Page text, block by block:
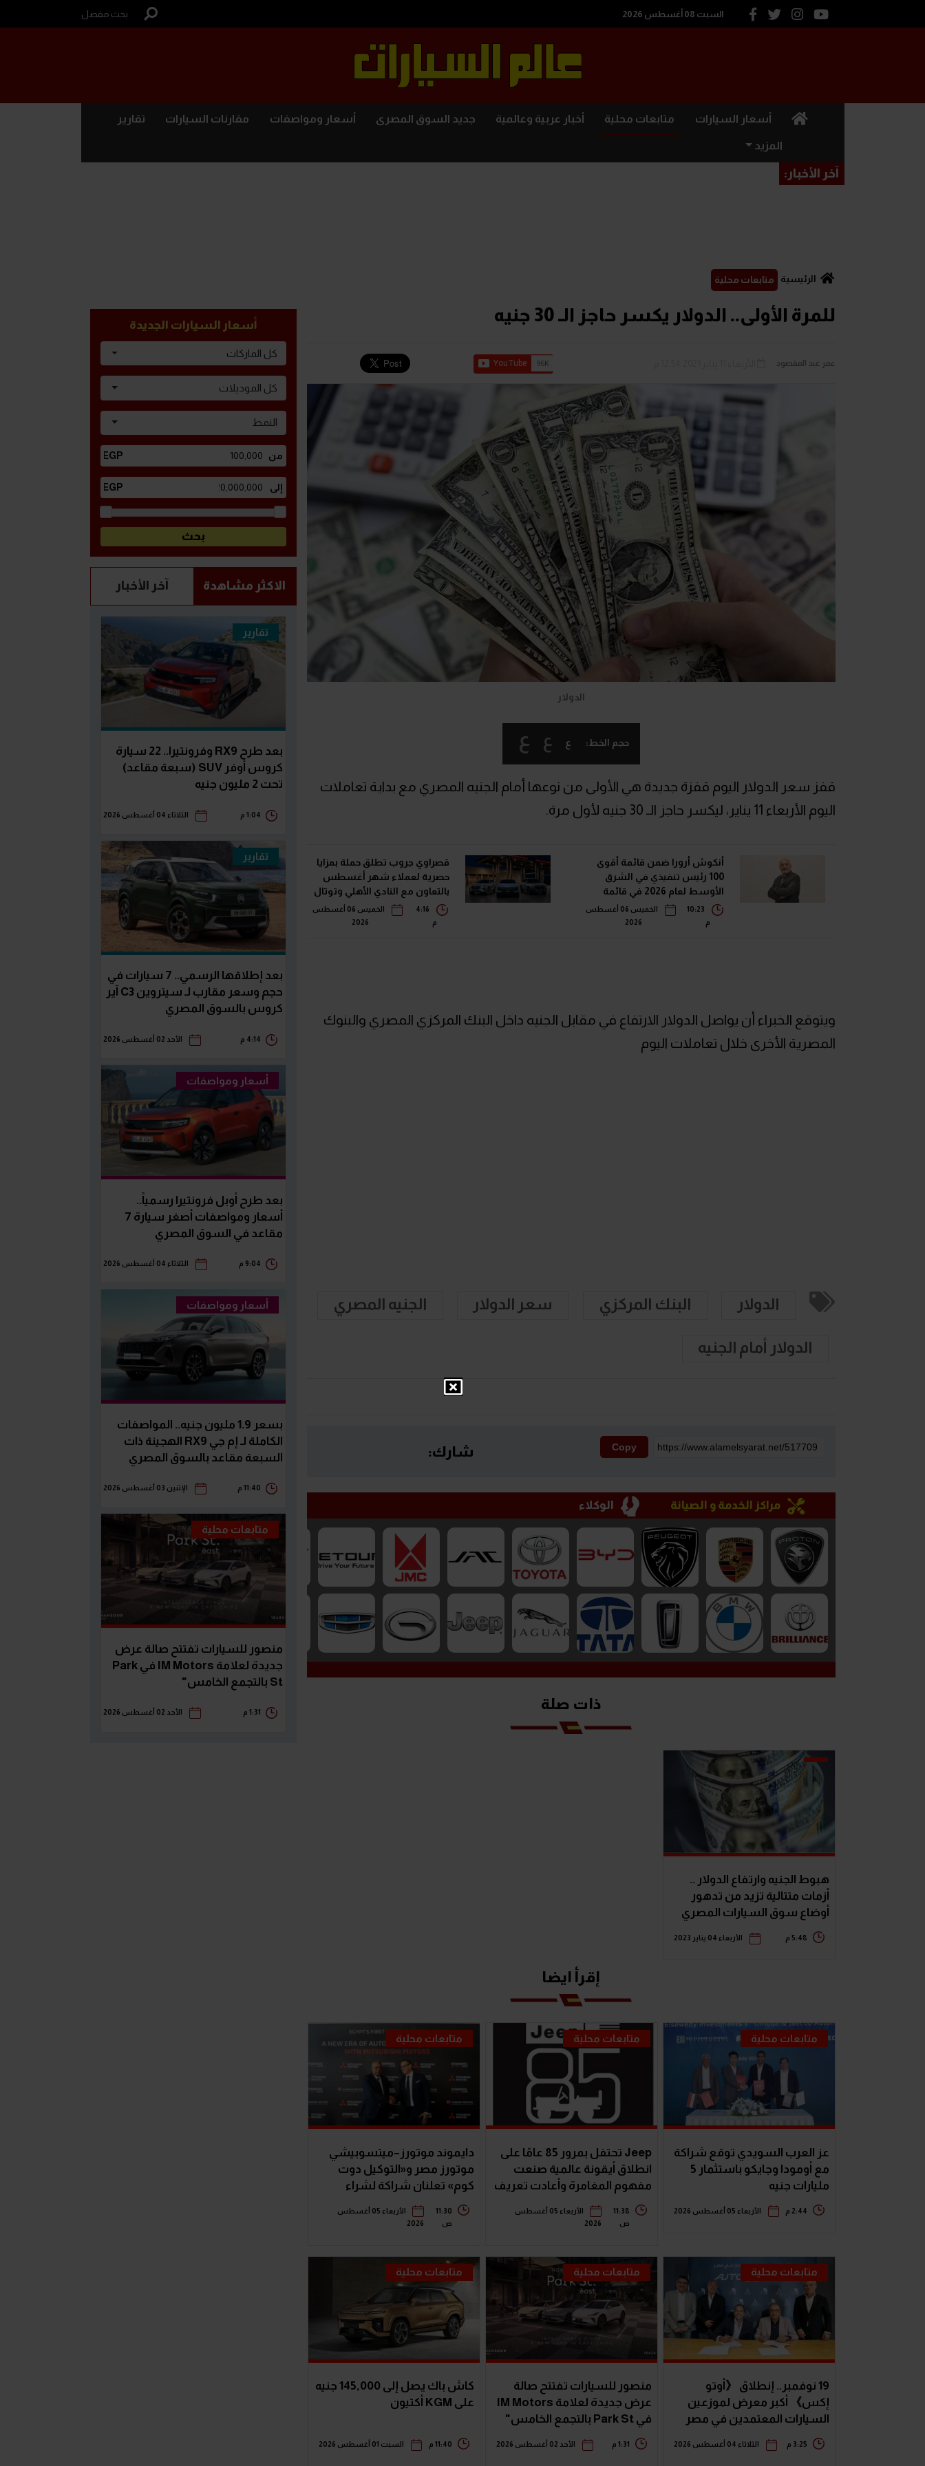
السبت 08 أغسطس 2026 بحث مفصل
(current) أسعار السيارات متابعات محلية أخبار عربية وعالمية جديد السوق المصرى أسعار ومواصفات مقارنات السيارات تقارير
المزيد
آخر الأخبار:
الرئيسية متابعات محلية
للمرة الأولى.. الدولار يكسر حاجز الـ 30 جنيه
عمر عبد المقصود
الدولار
حجم الخط: ع ع ع
قفز سعر الدولار اليوم قفزة جديدة هي الأولى من نوعها أمام الجنيه المصري مع بداية تعاملات
اليوم الأربعاء 11 يناير، ليكسر حاجز الـ 30 جنيه لأول مرة.
أنكوش أرورا ضمن قائمة أقوى
100 رئيس تنفيذي في الشرق
الأوسط لعام 2026 في قائمة
فوربس الشرق الأوسط"
10:23
م
الخميس 06 أغسطس
2026
قصراوي جروب تطلق حملة بمزايا
حصرية لعملاء شهر أغسطس
بالتعاون مع النادي الأهلي وتوتال
إنرجيز للتسويق إيجيبت
4:16
م
الخميس 06 أغسطس
2026
ويتوقع الخبراء أن يواصل الدولار الارتفاع في مقابل الجنيه داخل البنك المركزي المصري والبنوك
المصرية الأخرى خلال تعاملات اليوم
الدولار البنك المركزي سعر الدولار الجنيه المصري
الدولار أمام الجنيه
Copy شارك:
مراكز الخدمة و الصيانة الوكلاء
ذات صلة
هبوط الجنيه وارتفاع الدولار ..
أزمات متتالية تزيد من تدهور
أوضاع سوق السيارات المصري
5:48 م الأربعاء 04 يناير 2023
إقرأ ايضا
متابعات محلية
عز العرب السويدي توقع شراكة
مع أومودا وجايكو باستثمار 5
مليارات جنيه
2:44 م الأربعاء 05 أغسطس 2026
متابعات محلية
Jeep تحتفل بمرور 85 عامًا على
انطلاق أيقونة عالمية صنعت
مفهوم المغامرة وأعادت تعريف
سيارات الـ SUV
11:38
ص
الأربعاء 05 أغسطس
2026
متابعات محلية
دايموند موتورز–ميتسوبيشي
موتورز مصر و«التوكيل دوت
كوم» تعلنان شراكة لشراء
سيارات ميتسوبيشي أونلاين
11:30
ص
الأربعاء 05 أغسطس
2026
متابعات محلية
19 نوفمبر.. إنطلاق 《أوتو
إكس》 أكبر معرض لموزعين
السيارات المعتمدين في مصر
3:25 م الثلاثاء 04 أغسطس 2026
متابعات محلية
منصور للسيارات تفتتح صالة
عرض جديدة لعلامة IM Motors
في Park St بالتجمع الخامس"
1:31 م الأحد 02 أغسطس 2026
متابعات محلية
كاش باك يصل إلى 145,000 جنيه
على KGM أكتيون
11:40 م السبت 01 أغسطس 2026
أسعار السيارات الجديدة
كل الماركات
كل الموديلات
النمط
الاكثر مشاهدة آخر الأخبار
تقارير
بعد طرح RX9 وفرونتيرا.. 22 سيارة
كروس أوفر SUV (سبعة مقاعد)
تحت 2 مليون جنيه
1:04 م الثلاثاء 04 أغسطس 2026
تقارير
بعد إطلاقها الرسمي.. 7 سيارات في
حجم وسعر مقارب لـ سيتروين C3 آير
كروس بالسوق المصري
4:14 م الأحد 02 أغسطس 2026
أسعار ومواصفات
بعد طرح أوبل فرونتيرا رسمياً..
أسعار ومواصفات أصغر سيارة 7
مقاعد في السوق المصري
9:04 م الثلاثاء 04 أغسطس 2026
أسعار ومواصفات
بسعر 1.9 مليون جنيه.. المواصفات
الكاملة لـ إم جي RX9 الهجينة ذات
السبعة مقاعد بالسوق المصري
11:40 م الإثنين 03 أغسطس 2026
متابعات محلية
منصور للسيارات تفتتح صالة عرض
جديدة لعلامة IM Motors في Park
St بالتجمع الخامس"
1:31 م الأحد 02 أغسطس 2026